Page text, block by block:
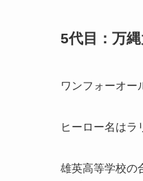
5代目：万
ワンフォーオー
ヒーロー名はラ
雄英高等学校の